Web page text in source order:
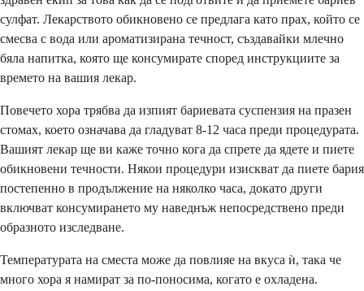
сулфат. Лекарството обикновено се предлага като прах, който се
смесва с вода или ароматизирана течност, създавайки млечно
бяла напитка, която ще консумирате според инструкциите за
времето на вашия лекар.
Повечето хора трябва да изпият бариевата суспензия на празен
стомах, което означава да гладуват 8-12 часа преди процедурата.
Вашият лекар ще ви каже точно кога да спрете да ядете и пиете
обикновени течности. Някои процедури изискват да пиете бария
постепенно в продължение на няколко часа, докато други
включват консумирането му наведнъж непосредствено преди
образното изследване.
Температурата на сместа може да повлияе на вкуса ѝ, така че
много хора я намират за по-поносима, когато е охладена.